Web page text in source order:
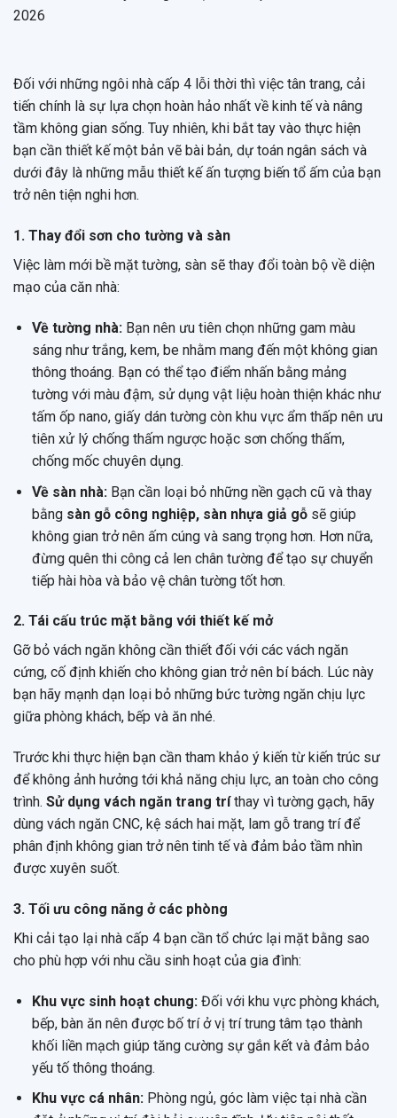
Đối với những ngôi nhà cấp 4 lỗi thời thì việc tân trang, cải
tiến chính là sự lựa chọn hoàn hảo nhất về kinh tế và nâng
tầm không gian sống. Tuy nhiên, khi bắt tay vào thực hiện
bạn cần thiết kế một bản vẽ bài bản, dự toán ngân sách và
dưới đây là những mẫu thiết kế ấn tượng biến tổ ấm của bạn
trở nên tiện nghi hơn.
1. Thay đổi sơn cho tường và sàn
Việc làm mới bề mặt tường, sàn sẽ thay đổi toàn bộ về diện
mạo của căn nhà:
Về tường nhà: Bạn nên ưu tiên chọn những gam màu
sáng như trắng, kem, be nhằm mang đến một không gian
thông thoáng. Bạn có thể tạo điểm nhấn bằng mảng
tường với màu đậm, sử dụng vật liệu hoàn thiện khác như
tấm ốp nano, giấy dán tường còn khu vực ẩm thấp nên ưu
tiên xử lý chống thấm ngược hoặc sơn chống thấm,
chống mốc chuyên dụng.
Về sàn nhà: Bạn cần loại bỏ những nền gạch cũ và thay
bằng sàn gỗ công nghiệp, sàn nhựa giả gỗ sẽ giúp
không gian trở nên ấm cúng và sang trọng hơn. Hơn nữa,
đừng quên thi công cả len chân tường để tạo sự chuyển
tiếp hài hòa và bảo vệ chân tường tốt hơn.
2. Tái cấu trúc mặt bằng với thiết kế mở
Gỡ bỏ vách ngăn không cần thiết đối với các vách ngăn
cứng, cố định khiến cho không gian trở nên bí bách. Lúc này
bạn hãy mạnh dạn loại bỏ những bức tường ngăn chịu lực
giữa phòng khách, bếp và ăn nhé.
Trước khi thực hiện bạn cần tham khảo ý kiến từ kiến trúc sư
để không ảnh hưởng tới khả năng chịu lực, an toàn cho công
trình. Sử dụng vách ngăn trang tríthay vì tường gạch, hãy
dùng vách ngăn CNC, kệ sách hai mặt, lam gỗ trang trí để
phân định không gian trở nên tinh tế và đảm bảo tầm nhìn
được xuyên suốt.
3. Tối ưu công năng ở các phòng
Khi cải tạo lại nhà cấp 4 bạn cần tổ chức lại mặt bằng sao
cho phù hợp với nhu cầu sinh hoạt của gia đình:
Khu vực sinh hoạt chung: Đối với khu vực phòng khách,
bếp, bàn ăn nên được bố trí ở vị trí trung tâm tạo thành
khối liền mạch giúp tăng cường sự gắn kết và đảm bảo
yếu tố thông thoáng.
Khu vực cá nhân: Phòng ngủ, góc làm việc tại nhà cần